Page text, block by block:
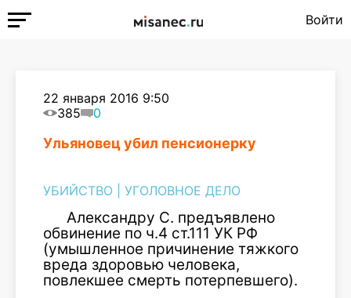
Войти
22 января 2016 9:50
385
0
Ульяновец убил пенсионерку
УБИЙСТВО УГОЛОВНОЕ ДЕЛО
Александру С. предъявлено
обвинение по ч.4 ст.111 УК РФ
(умышленное причинение тяжкого
вреда здоровью человека,
повлекшее смерть потерпевшего).